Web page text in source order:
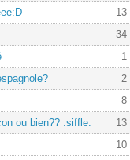
13
34
1
2
8
ou bien?? :siffle: 13
10